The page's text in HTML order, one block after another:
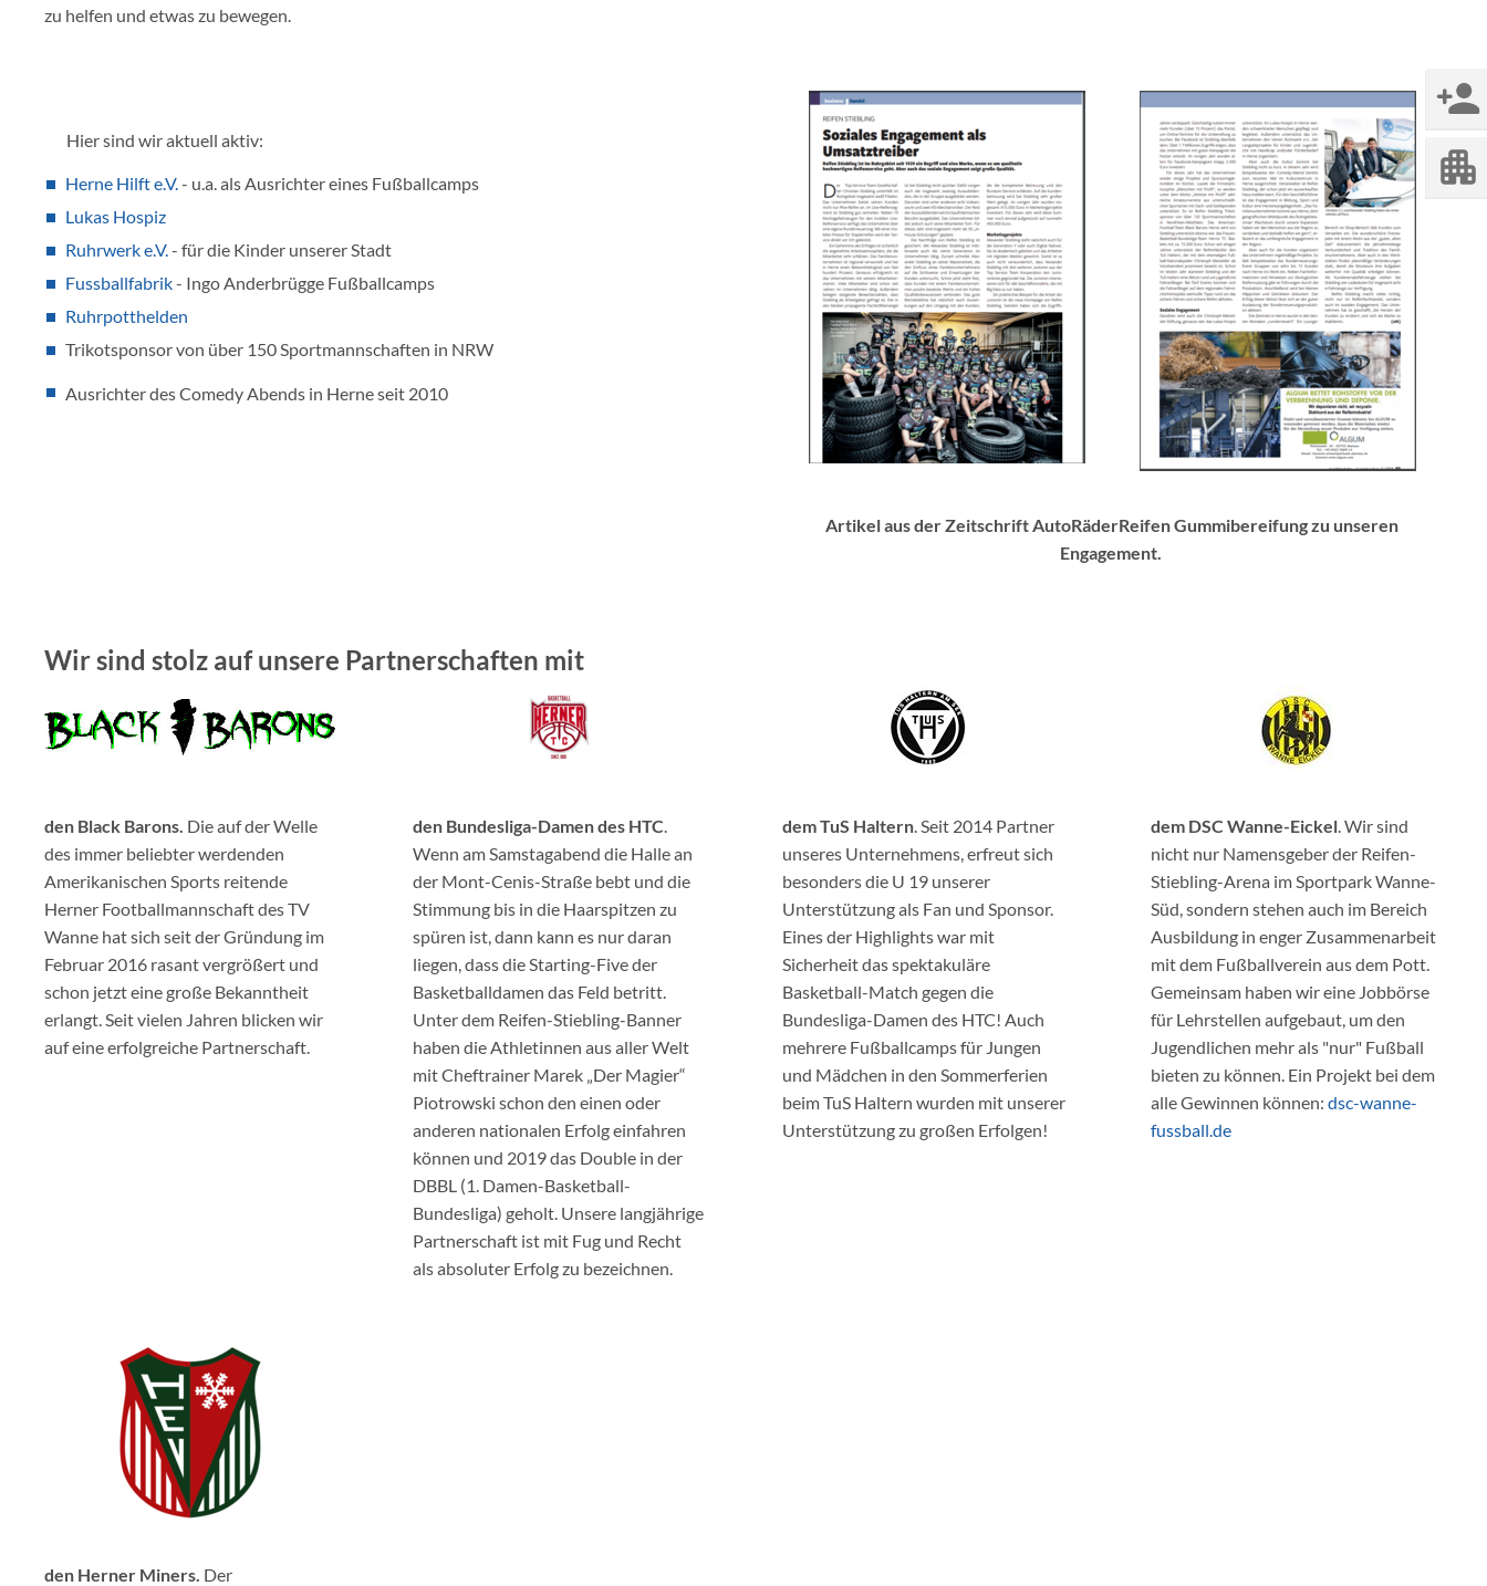
zu helfen und etwas zu bewegen.
Hier sind wir aktuell aktiv:
Herne Hilft e.V.- u.a. als Ausrichter eines Fußballcamps
Lukas Hospiz
Ruhrwerk e.V.- für die Kinder unserer Stadt
Fussballfabrik- Ingo Anderbrügge Fußballcamps
Ruhrpotthelden
Trikotsponsor von über 150 Sportmannschaften in NRW
Ausrichter des Comedy Abends in Herne seit 2010
Artikel aus der Zeitschrift AutoRäderReifen Gummibereifung zu unseren
Engagement.
Wir sind stolz auf unsere Partnerschaften mit
den Black Barons. Die auf der Welle
des immer beliebter werdenden
Amerikanischen Sports reitende
Herner Footballmannschaft des TV
Wanne hat sich seit der Gründung im
Februar 2016 rasant vergrößert und
schon jetzt eine große Bekanntheit
erlangt. Seit vielen Jahren blicken wir
auf eine erfolgreiche Partnerschaft.
den Bundesliga-Damen des HTC
Wenn am Samstagabend die Halle an
der Mont-Cenis-Straße bebt und die
Stimmung bis in die Haarspitzen zu
spüren ist, dann kann es nur daran
liegen, dass die Starting-Five der
Basketballdamen das Feld betritt.
Unter dem Reifen-Stiebling-Banner
haben die Athletinnen aus aller Welt
mit Cheftrainer Marek „Der Magier“
Piotrowski schon den einen oder
anderen nationalen Erfolg einfahren
können und 2019 das Double in der
DBBL (1. Damen-Basketball-
Bundesliga) geholt. Unsere langjährige
Partnerschaft ist mit Fug und Recht
als absoluter Erfolg zu bezeichnen.
dem TuS Haltern. Seit 2014 Partner
unseres Unternehmens, erfreut sich
besonders die U 19 unserer
Unterstützung als Fan und Sponsor.
Eines der Highlights war mit
Sicherheit das spektakuläre
Basketball-Match gegen die
Bundesliga-Damen des HTC! Auch
mehrere Fußballcamps für Jungen
und Mädchen in den Sommerferien
beim TuS Haltern wurden mit unserer
Unterstützung zu großen Erfolgen!
dem DSC Wanne-Eickel . Wir sind
nicht nur Namensgeber der Reifen-
Stiebling-Arena im Sportpark Wanne-
Süd, sondern stehen auch im Bereich
Ausbildung in enger Zusammenarbeit
mit dem Fußballverein aus dem Pott.
Gemeinsam haben wir eine Jobbörse
für Lehrstellen aufgebaut, um den
Jugendlichen mehr als "nur" Fußball
bieten zu können. Ein Projekt bei dem
alle Gewinnen können:dsc-wanne-
fussball.de
den Herner Miners. Der